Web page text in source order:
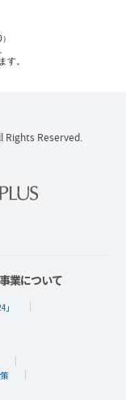
す。
Rights Reserved.
業について